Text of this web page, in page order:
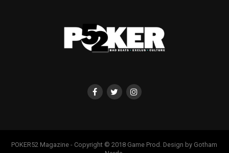
POKER52 Magazine - Copyright © 2018 Game Prod. Design by Gotham